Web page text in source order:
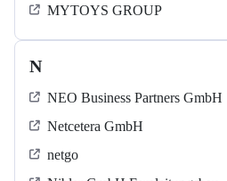
MYTOYS GROUP
N
NEO Business Partners GmbH
Netcetera GmbH
netgo